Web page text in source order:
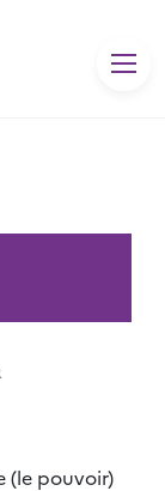
(le pouvoir)